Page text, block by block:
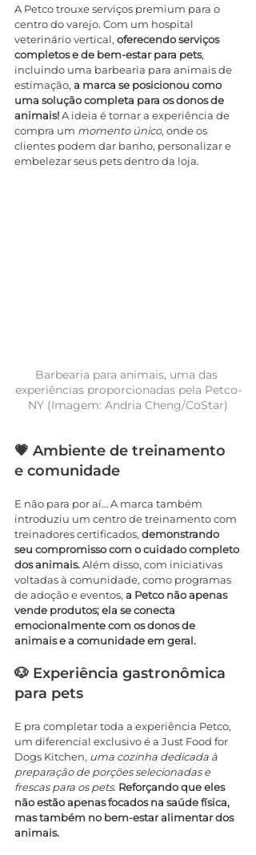
A Petco trouxe serviços premium para o
centro do varejo. Com um hospital
veterinário vertical, oferecendo serviços
completos e de bem-estar para pets,
incluindo uma barbearia para animais de
estimação, a marca se posicionou como
uma solução completa para os donos de
animais! A ideia é tornar a experiência de
compra um momento único, onde os
clientes podem dar banho, personalizar e
embelezar seus pets dentro da loja.
Barbearia para animais, uma das
experiências proporcionadas pela Petco-
NY (Imagem: Andria Cheng/CoStar)
💗 Ambiente de treinamento
e comunidade
E não para por aí… A marca também
introduziu um centro de treinamento com
treinadores certificados, demonstrando
seu compromisso com o cuidado completo
dos animais. Além disso, com iniciativas
voltadas à comunidade, como programas
de adoção e eventos, a Petco não apenas
vende produtos; ela se conecta
emocionalmente com os donos de
animais e a comunidade em geral.
🐶 Experiência gastronômica
para pets
E pra completar toda a experiência Petco,
um diferencial exclusivo é a Just Food for
Dogs Kitchen, uma cozinha dedicada à
preparação de porções selecionadas e
frescas para os pets. Reforçando que eles
não estão apenas focados na saúde física,
mas também no bem-estar alimentar dos
animais.